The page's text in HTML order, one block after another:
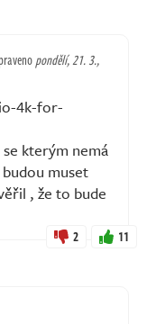
pondělí, 21. 3.,
4k-for-
kterým nemá
muset
, že to bude
2 11